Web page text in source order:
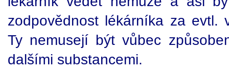
zodpovědnost lékárníka za evtl.
Ty nemusejí být vůbec
dalšími substancemi.